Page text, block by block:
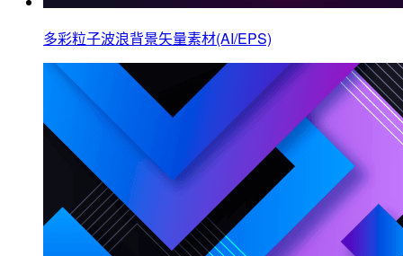
多彩粒子波浪背景矢量素材(AI/EPS)